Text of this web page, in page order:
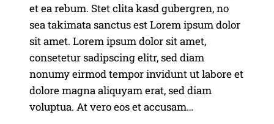
et ea rebum. Stet clita kasd gubergren, no
sea takimata sanctus est Lorem ipsum dolor
sit amet. Lorem ipsum dolor sit amet,
consetetur sadipscing elitr, sed diam
nonumy eirmod tempor invidunt ut labore et
dolore magna aliquyam erat, sed diam
voluptua. At vero eos et accusam…